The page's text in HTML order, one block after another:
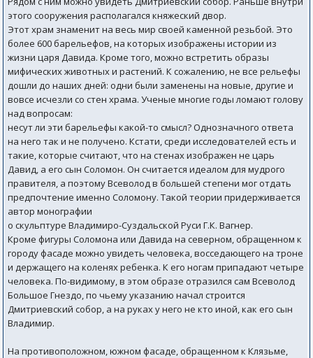
этого сооружения располагался княжеский двор.
Этот храм знаменит на весь мир своей каменной резьбой. Это
более 600 барельефов, на которых изображены истории из
жизни царя Давида. Кроме того, можно встретить образы
мифических животных и растений. К сожалению, не все рельефы
дошли до наших дней: одни были заменены на новые, другие и
вовсе исчезли со стен храма. Ученые многие годы ломают голову
над вопросам:
несут ли эти барельефы какой-то смысл? Однозначного ответа
на него так и не получено. Кстати, среди исследователей есть и
такие, которые считают, что на стенах изображен не царь
Давид, а его сын Соломон. Он считается идеалом для мудрого
правителя, а поэтому Всеволод в большей степени мог отдать
предпочтение именно Соломону. Такой теории придерживается
автор монографии
о скульптуре Владимиро-Суздальской Руси Г.К. Вагнер.
Кроме фигуры Соломона или Давида на северном, обращенном к
городу фасаде можно увидеть человека, восседающего на троне
и держащего на коленях ребенка. К его ногам припадают четыре
человека. По-видимому, в этом образе отразился сам Всеволод
Большое Гнездо, по чьему указанию начал строится
Дмитриевский собор, а на руках у него не кто иной, как его сын
Владимир.
На противоположном, южном фасаде, обращенном к Клязьме,